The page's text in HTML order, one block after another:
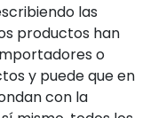
las
productos han
o
y puede que en
con la